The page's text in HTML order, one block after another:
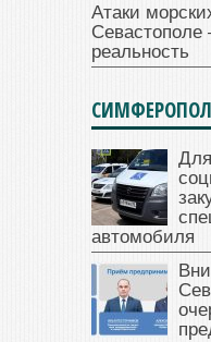
Атаки
реальность
автомобиля